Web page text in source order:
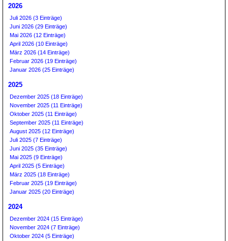
2026
Juli 2026 (3 Einträge)
Juni 2026 (29 Einträge)
Mai 2026 (12 Einträge)
April 2026 (10 Einträge)
März 2026 (14 Einträge)
Februar 2026 (19 Einträge)
Januar 2026 (25 Einträge)
2025
Dezember 2025 (18 Einträge)
November 2025 (11 Einträge)
Oktober 2025 (11 Einträge)
September 2025 (11 Einträge)
August 2025 (12 Einträge)
Juli 2025 (7 Einträge)
Juni 2025 (35 Einträge)
Mai 2025 (9 Einträge)
April 2025 (5 Einträge)
März 2025 (18 Einträge)
Februar 2025 (19 Einträge)
Januar 2025 (20 Einträge)
2024
Dezember 2024 (15 Einträge)
November 2024 (7 Einträge)
Oktober 2024 (5 Einträge)